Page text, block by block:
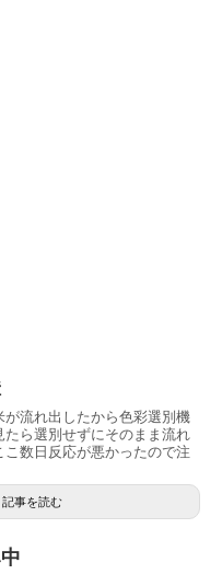
流れ出したから色彩選別機
たら選別せずにそのまま流れ
数日反応が悪かったので注
記事を読む